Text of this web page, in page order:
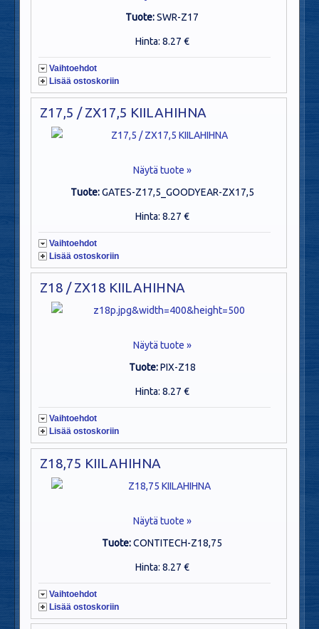
Tuote:SWR-Z17
Hinta: 8.27 €
Vaihtoehdot
Lisää ostoskoriin
Z17,5 / ZX17,5 KIILAHIHNA
Näytä tuote »
Tuote:GATES-Z17,5_GOODYEAR-ZX17,5
Hinta: 8.27 €
Vaihtoehdot
Lisää ostoskoriin
Z18 / ZX18 KIILAHIHNA
Näytä tuote »
Tuote:PIX-Z18
Hinta: 8.27 €
Vaihtoehdot
Lisää ostoskoriin
Z18,75 KIILAHIHNA
Näytä tuote »
Tuote:CONTITECH-Z18,75
Hinta: 8.27 €
Vaihtoehdot
Lisää ostoskoriin